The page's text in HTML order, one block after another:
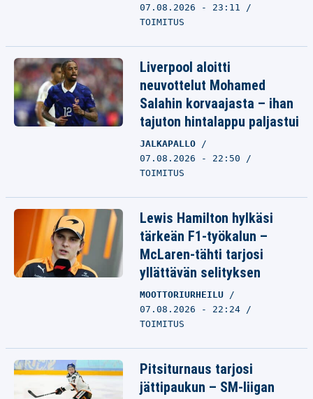
07.08.2026 - 23:11
TOIMITUS
Liverpool aloitti
neuvottelut Mohamed
Salahin korvaajasta – ihan
tajuton hintalappu paljastui
JALKAPALLO
07.08.2026 - 22:50
TOIMITUS
Lewis Hamilton hylkäsi
tärkeän F1-työkalun –
McLaren-tähti tarjosi
yllättävän selityksen
MOOTTORIURHEILU
07.08.2026 - 22:24
TOIMITUS
Pitsiturnaus tarjosi
jättipaukun – SM-liigan